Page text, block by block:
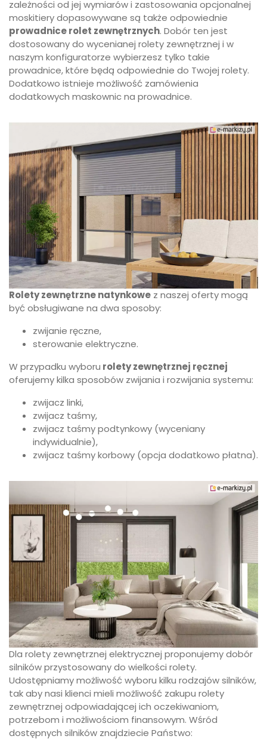
zależności od jej wymiarów i zastosowania opcjonalnej
moskitiery dopasowywane są także odpowiednie
prowadnice rolet zewnętrznych. Dobór ten jest
dostosowany do wycenianej rolety zewnętrznej i w
naszym konfiguratorze wybierzesz tylko takie
prowadnice, które będą odpowiednie do Twojej rolety.
Dodatkowo istnieje możliwość zamówienia
dodatkowych maskownic na prowadnice.
Rolety zewnętrzne natynkowe z naszej oferty mogą
być obsługiwane na dwa sposoby:
zwijanie ręczne,
sterowanie elektryczne.
W przypadku wyboru rolety zewnętrznej ręcznej
oferujemy kilka sposobów zwijania i rozwijania systemu:
zwijacz linki,
zwijacz taśmy,
zwijacz taśmy podtynkowy (wyceniany
indywidualnie),
zwijacz taśmy korbowy (opcja dodatkowo płatna).
Dla rolety zewnętrznej elektrycznej proponujemy dobór
silników przystosowany do wielkości rolety.
Udostępniamy możliwość wyboru kilku rodzajów silników,
tak aby nasi klienci mieli możliwość zakupu rolety
zewnętrznej odpowiadającej ich oczekiwaniom,
potrzebom i możliwościom finansowym. Wśród
dostępnych silników znajdziecie Państwo: